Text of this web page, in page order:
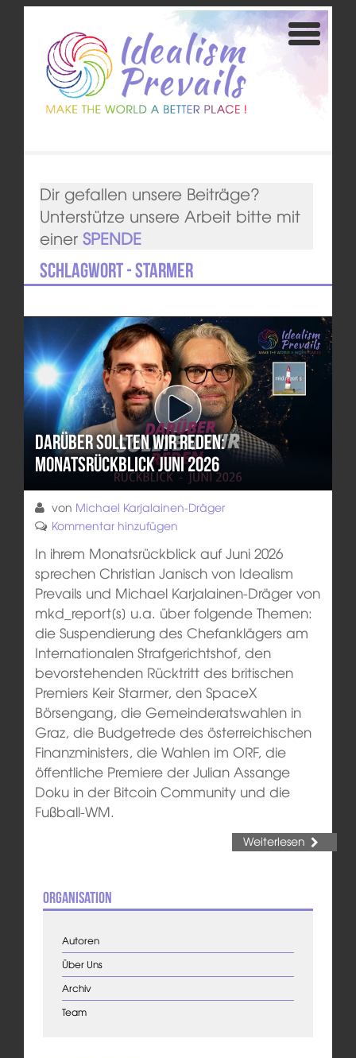
Dir gefallen unsere Beiträge?
Unterstütze unsere Arbeit bitte mit
einer SPENDE
Schlagwort - Starmer
Darüber sollten wir reden:
Monatsrückblick Juni 2026
von Michael Karjalainen-Dräger
Kommentar hinzufügen
In ihrem Monatsrückblick auf Juni 2026
sprechen Christian Janisch von Idealism
Prevails und Michael Karjalainen-Dräger von
mkd_report[s] u.a. über folgende Themen:
die Suspendierung des Chefanklägers am
Internationalen Strafgerichtshof, den
bevorstehenden Rücktritt des britischen
Premiers Keir Starmer, den SpaceX
Börsengang, die Gemeinderatswahlen in
Graz, die Budgetrede des österreichischen
Finanzministers, die Wahlen im ORF, die
öffentliche Premiere der Julian Assange
Doku in der Bitcoin Community und die
Fußball-WM.
Weiterlesen
Organisation
Autoren
Über Uns
Archiv
Team